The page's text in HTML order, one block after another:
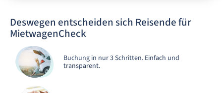
Deswegen entscheiden sich Reisende für
MietwagenCheck
Buchung in nur 3 Schritten. Einfach und
transparent.